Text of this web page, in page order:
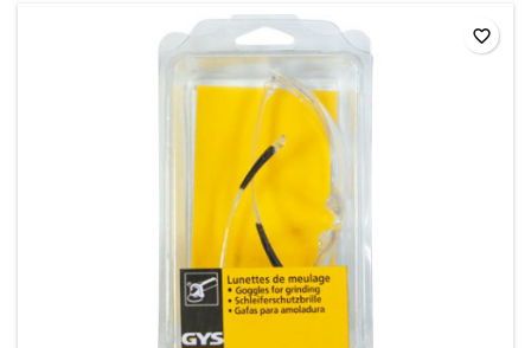
favorite_border